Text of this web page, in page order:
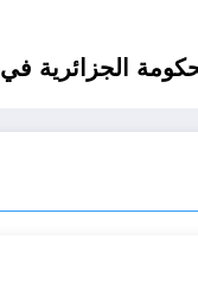
في في القطاع الفلاحي